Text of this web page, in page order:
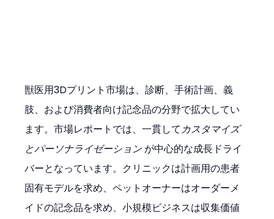
獣医用3Dプリント市場は、診断、手術計画、義
肢、および消費者向け記念品の分野で拡大してい
ます。市場レポートでは、一貫してカスタマイズ
とパーソナライゼーション が中心的な成長ドライ
バーとなっています。クリニックは計画用の患者
固有モデルを求め、ペットオーナーはオーダーメ
イドの記念品を求め、小規模ビジネスは収集価値